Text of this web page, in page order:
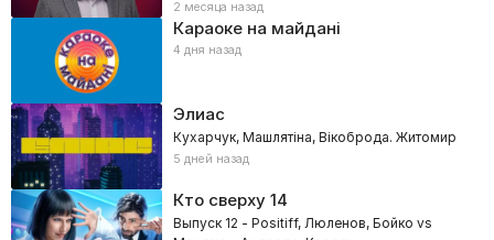
2 месяца назад
Караоке на майдані
4 дня назад
Элиас
Кухарчук, Машлятіна, Вікоброда. Житомир
5 дней назад
Кто сверху14
Выпуск 12 - Positiff, Люленов, Бойко vs